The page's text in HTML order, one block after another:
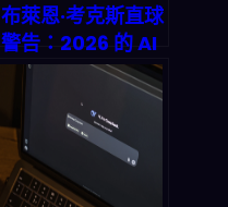
布萊恩·考克斯直球
警告：2026 的 AI
我們還不確定會多
強，但供應鏈與監
管已經得先動起來